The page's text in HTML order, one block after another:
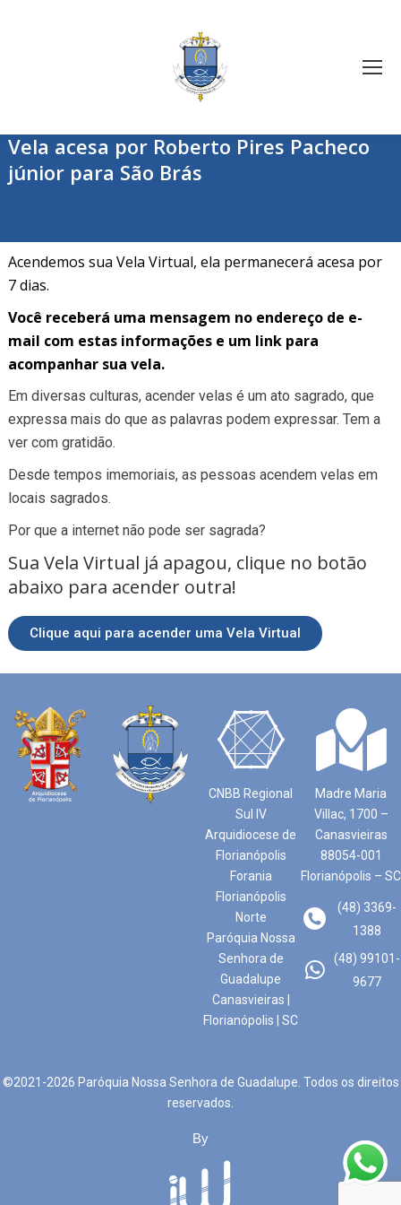
Vela acesa por Roberto Pires Pacheco
júnior para São Brás
Acendemos sua Vela Virtual, ela permanecerá acesa por
7 dias.
Você receberá uma mensagem no endereço de e-
mail com estas informações e um link para
acompanhar sua vela.
Em diversas culturas, acender velas é um ato sagrado, que
expressa mais do que as palavras podem expressar. Tem a
ver com gratidão.
Desde tempos imemoriais, as pessoas acendem velas em
locais sagrados.
Por que a internet não pode ser sagrada?
Sua Vela Virtual já apagou, clique no botão
abaixo para acender outra!
Clique aqui para acender uma Vela Virtual
CNBB Regional
Sul IV
Arquidiocese de
Florianópolis
Forania
Florianópolis
Norte
Paróquia Nossa
Senhora de
Guadalupe
Canasvieiras |
Florianópolis | SC
Madre Maria
Villac, 1700 –
Canasvieiras
88054-001
Florianópolis – SC
(48) 3369-
1388
(48) 99101-
9677
©2021-2026 Paróquia Nossa Senhora de Guadalupe. Todos os direitos
reservados.
By